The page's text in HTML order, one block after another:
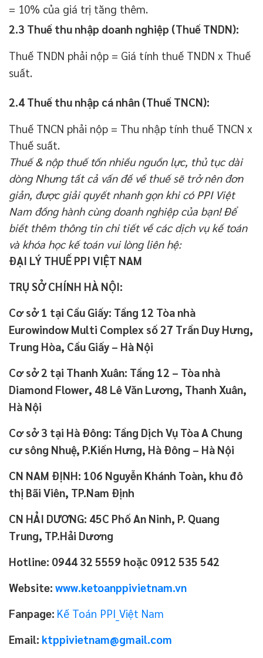
= 10% của giá trị tăng thêm.
2.3 Thuế thu nhập doanh nghiệp (Thuế TNDN):
Thuế TNDN phải nộp = Giá tính thuế TNDN x Thuế
suất.
2.4 Thuế thu nhập cá nhân (Thuế TNCN):
Thuế TNCN phải nộp = Thu nhập tính thuế TNCN x
Thuế suất.
Thuế & nộp thuế tốn nhiều nguồn lực, thủ tục dài
dòng Nhưng tất cả vấn đề về thuế sẽ trở nên đơn
giản, được giải quyết nhanh gọn khi có PPI Việt
Nam đồng hành cùng doanh nghiệp của bạn!Để
biết thêm thông tin chi tiết về các dịch vụ kế toán
và khóa học kế toán vui lòng liên hệ:
ĐẠI LÝ THUẾ PPI VIỆT NAM
TRỤ SỞ CHÍNH HÀ NỘI:
Cơ sở 1 tại Cầu Giấy: Tầng 12 Tòa nhà
Eurowindow Multi Complex số 27 Trần Duy Hưng,
Trung Hòa, Cầu Giấy – Hà Nội
Cơ sở 2 tại Thanh Xuân: Tầng 12 – Tòa nhà
Diamond Flower, 48 Lê Văn Lương, Thanh Xuân,
Hà Nội
Cơ sở 3 tại Hà Đông: Tầng Dịch Vụ Tòa A Chung
cư sông Nhuệ, P.Kiến Hưng, Hà Đông – Hà Nội
CN NAM ĐỊNH: 106 Nguyễn Khánh Toàn, khu đô
thị Bãi Viên, TP.Nam Định
CN HẢI DƯƠNG: 45C Phố An Ninh, P. Quang
Trung, TP.Hải Dương
Hotline: 0944 32 5559 hoặc 0912 535 542
Website: www.ketoanppivietnam.vn
Fanpage: Kế Toán PPI_Việt Nam
Email: ktppivietnam@gmail.com